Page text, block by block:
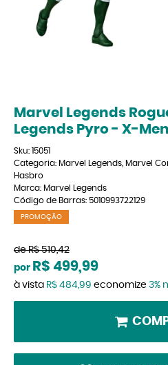
Marvel Legends
Legends Pyro - X-Men
Sku: 15051
Categoria: Marvel Legends Marvel
Hasbro
Marca: Marvel Legends
Código de Barras: 5010993722129
PROMOÇÃO
de R$ 510,42
por R$ 499,99
à vista R$ 484,99 economize 3%